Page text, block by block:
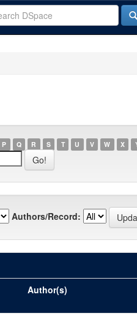
P Q R S T U V W X
Authors/Record:
Author(s)